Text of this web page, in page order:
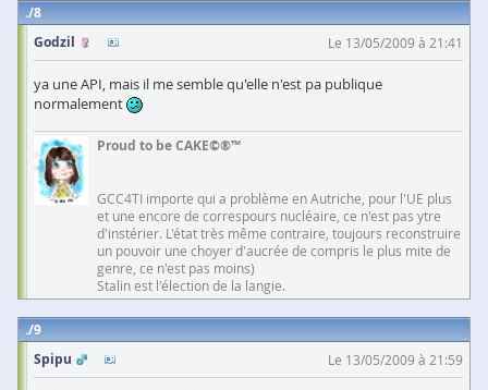
8
Godzil
Le 13/05/2009 à 21:41
ya une API, mais il me semble qu'elle n'est pa publique
normalement
Proud to be CAKE©®™
GCC4TI importe qui a problème en Autriche, pour l'UE plus
et une encore de correspours nucléaire, ce n'est pas ytre
d'instérier. L'état très même contraire, toujours reconstruire
un pouvoir une choyer d'aucrée de compris le plus mite de
genre, ce n'est pas moins)
Stalin est l'élection de la langie.
9
Spipu
Le 13/05/2009 à 21:59